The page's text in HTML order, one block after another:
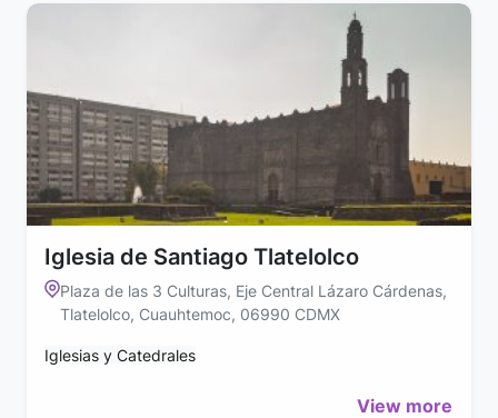
Iglesia de Santiago Tlatelolco
Plaza de las 3 Culturas, Eje Central Lázaro Cárdenas,
Tlatelolco, Cuauhtemoc, 06990 CDMX
Iglesias y Catedrales
View more